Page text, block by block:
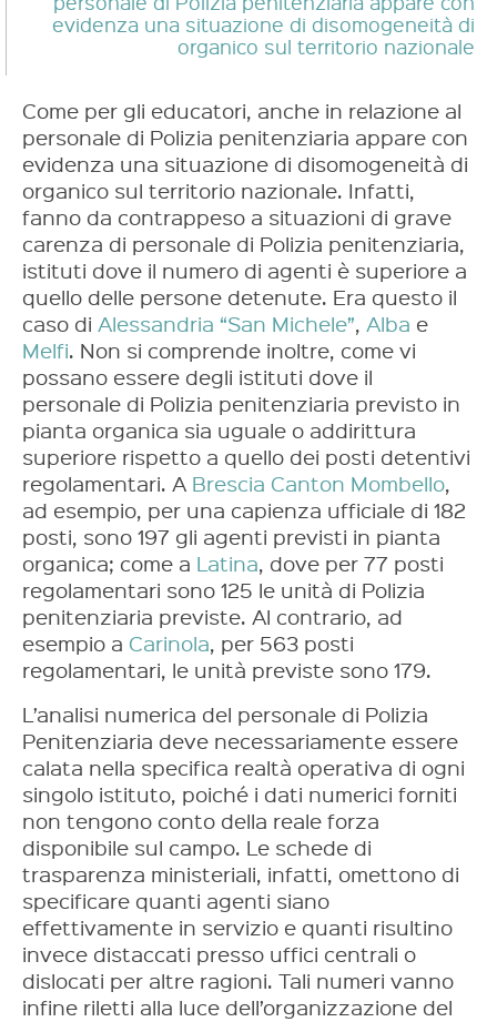
evidenza una situazione di disomogeneità di
organico sul territorio nazionale
Come per gli educatori, anche in relazione al
personale di Polizia penitenziaria appare con
evidenza una situazione di disomogeneità di
organico sul territorio nazionale. Infatti,
fanno da contrappeso a situazioni di grave
carenza di personale di Polizia penitenziaria,
istituti dove il numero di agenti è superiore a
quello delle persone detenute. Era questo il
caso di Alessandria “San Michele”, Alba e
Melfi. Non si comprende inoltre, come vi
possano essere degli istituti dove il
personale di Polizia penitenziaria previsto in
pianta organica sia uguale o addirittura
superiore rispetto a quello dei posti detentivi
regolamentari. A Brescia Canton Mombello,
ad esempio, per una capienza ufficiale di 182
posti, sono 197 gli agenti previsti in pianta
organica; come a Latina, dove per 77 posti
regolamentari sono 125 le unità di Polizia
penitenziaria previste. Al contrario, ad
esempio a Carinola, per 563 posti
regolamentari, le unità previste sono 179.
L’analisi numerica del personale di Polizia
Penitenziaria deve necessariamente essere
calata nella specifica realtà operativa di ogni
singolo istituto, poiché i dati numerici forniti
non tengono conto della reale forza
disponibile sul campo. Le schede di
trasparenza ministeriali, infatti, omettono di
specificare quanti agenti siano
effettivamente in servizio e quanti risultino
invece distaccati presso uffici centrali o
dislocati per altre ragioni. Tali numeri vanno
infine riletti alla luce dell’organizzazione del